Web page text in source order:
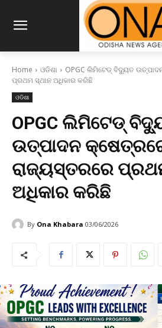
Home ଓଡିଶା
OPGC ଲିମିଟେଡ୍ ବିଦ୍ୟୁତ
ପ୍ରଥମ ସ୍ଥାନ ଅଧିକାର କରିଛି
ଓଡିଶା
OPGC ଲିମିଟେଡ୍
ଉତ୍ପାଦନ
ରାଜ୍ୟସ୍ତରରେ
ଅଧିକାର କରିଛି
By Ona Khabara 03/06/2026